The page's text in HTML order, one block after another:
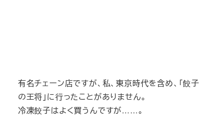
有名チェーン店ですが、私、東京時代を含め、「餃子
の王将」に行ったことがありません。
冷凍餃子はよく買うんですが……。